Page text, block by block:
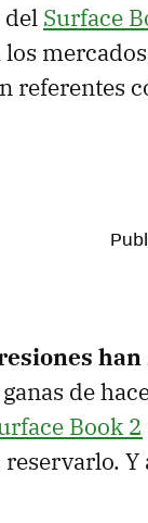
del Surface
los
referentes
de
Book 2